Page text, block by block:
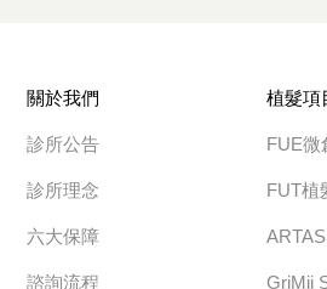
關於我們
診所公告
診所理念
六大保障
諮詢流程
植髮項
FUE微
FUT植
GriMii